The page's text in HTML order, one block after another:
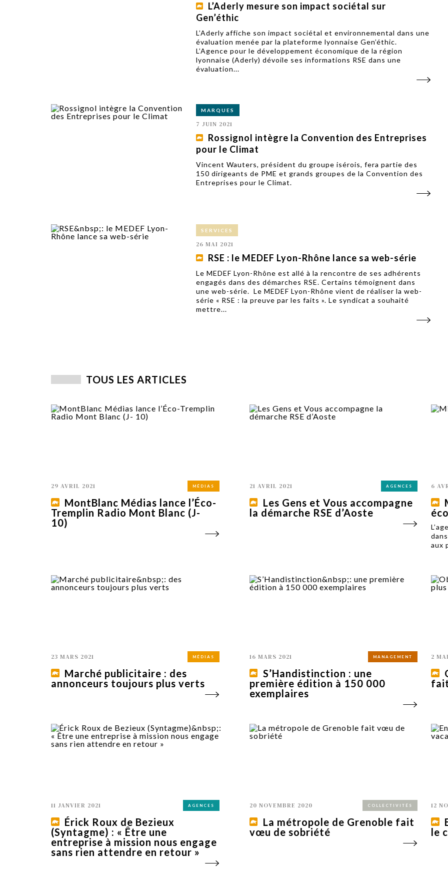
L’Aderly mesure son impact sociétal sur
Gen’éthic
L’Aderly affiche son impact sociétal et environnemental dans une
évaluation menée par la plateforme lyonnaise Gen’éthic.
L’Agence pour le développement économique de la région
lyonnaise (Aderly) dévoile ses informations RSE dans une
évaluation...
MARQUES
7 JUIN 2021
Rossignol intègre la Convention des Entreprises
pour le Climat
Vincent Wauters, président du groupe isérois, fera partie des
150 dirigeants de PME et grands groupes de la Convention des
Entreprises pour le Climat.
SERVICES
26 MAI 2021
RSE : le MEDEF Lyon-Rhône lance sa web-série
Le MEDEF Lyon-Rhône est allé à la rencontre de ses adhérents
engagés dans des démarches RSE. Certains témoignent dans
une web-série. Le MEDEF Lyon-Rhône vient de réaliser la web-
série « RSE : la preuve par les faits ». Le syndicat a souhaité
mettre...
TOUS LES ARTICLES
29 AVRIL 2021 MÉDIAS
MontBlanc Médias lance l’Éco-
Tremplin Radio Mont Blanc (J-
10)
21 AVRIL 2021 AGENCES
Les Gens et Vous accompagne
la démarche RSE d’Aoste
6
aux
23 MARS 2021 MÉDIAS
Marché publicitaire : des
annonceurs toujours plus verts
16 MARS 2021 MANAGEMENT
S’Handistinction : une
première édition à 150 000
exemplaires
2
11 JANVIER 2021 AGENCES
Érick Roux de Bezieux
(Syntagme) : « Être une
entreprise à mission nous engage
sans rien attendre en retour »
20 NOVEMBRE 2020 COLLECTIVITÉS
La métropole de Grenoble fait
vœu de sobriété
12
le